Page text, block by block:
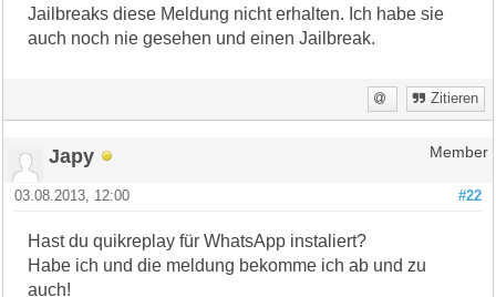
Jailbreaks diese Meldung nicht erhalten. Ich habe sie
auch noch nie gesehen und einen Jailbreak.
Zitieren
Japy Member
#22
03.08.2013, 12:00
Hast du quikreplay für WhatsApp instaliert?
Habe ich und die meldung bekomme ich ab und zu
auch!